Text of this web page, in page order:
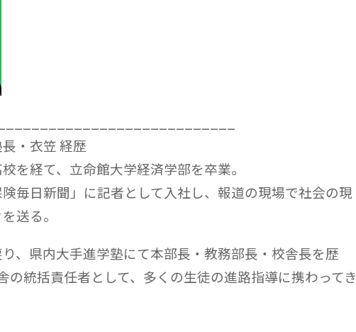
・衣笠 経歴
を経て、立命館大学経済学部を卒業。
毎日新聞」に記者として入社し、報道の現場で社会の現
送る。
、県内大手進学塾にて本部長・教務部長・校舎長を歴
の統括責任者として、多くの生徒の進路指導に携わってき